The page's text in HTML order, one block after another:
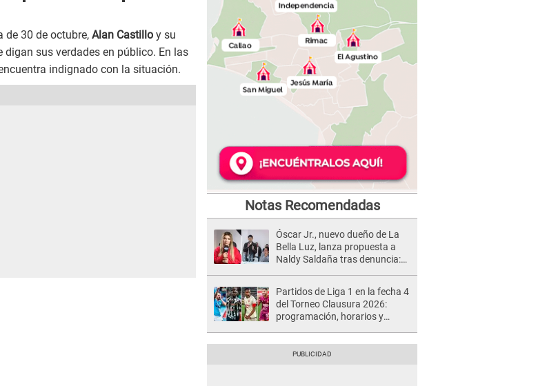
de 30 de octubre, Alan Castillo y su
sus verdades en público. En las
indignado con la situación.
Notas Recomendadas
Óscar Jr., nuevo dueño de La
Bella Luz, lanza propuesta a
Naldy Saldaña tras denuncia:
Partidos de Liga 1 en la fecha 4
del Torneo Clausura 2026:
programación, horarios y